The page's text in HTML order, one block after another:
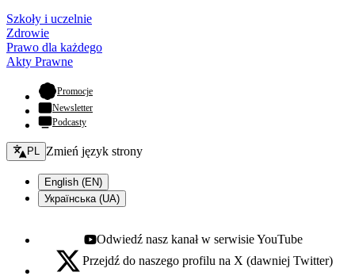
Szkoły i uczelnie
Zdrowie
Prawo dla każdego
Akty Prawne
Promocje- otwiera się w nowej karcie
Newsletter
Podcasty
Zmień język - bieżący:
PL Zmień język strony
English (EN)
Українська (UA)
Youtube - otwiera się w nowej karcie
Odwiedź nasz kanał w serwisie YouTube
X - otwiera się w nowej karcie
Przejdź do naszego profilu na X (dawniej Twitter)